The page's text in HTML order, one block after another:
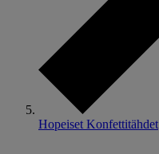
Hopeiset Konfettitähdet